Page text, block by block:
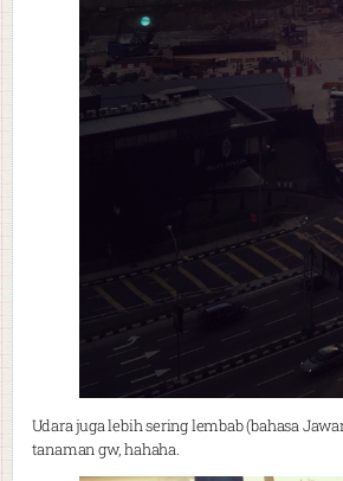
Udara juga lebih sering lembab (bahasa
tanaman gw, hahaha.